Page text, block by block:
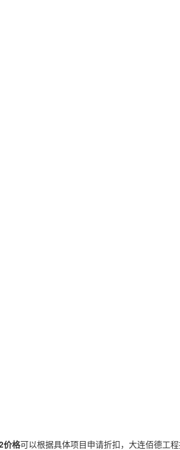
价格可以根据具体项目申请折扣，大连佰德工